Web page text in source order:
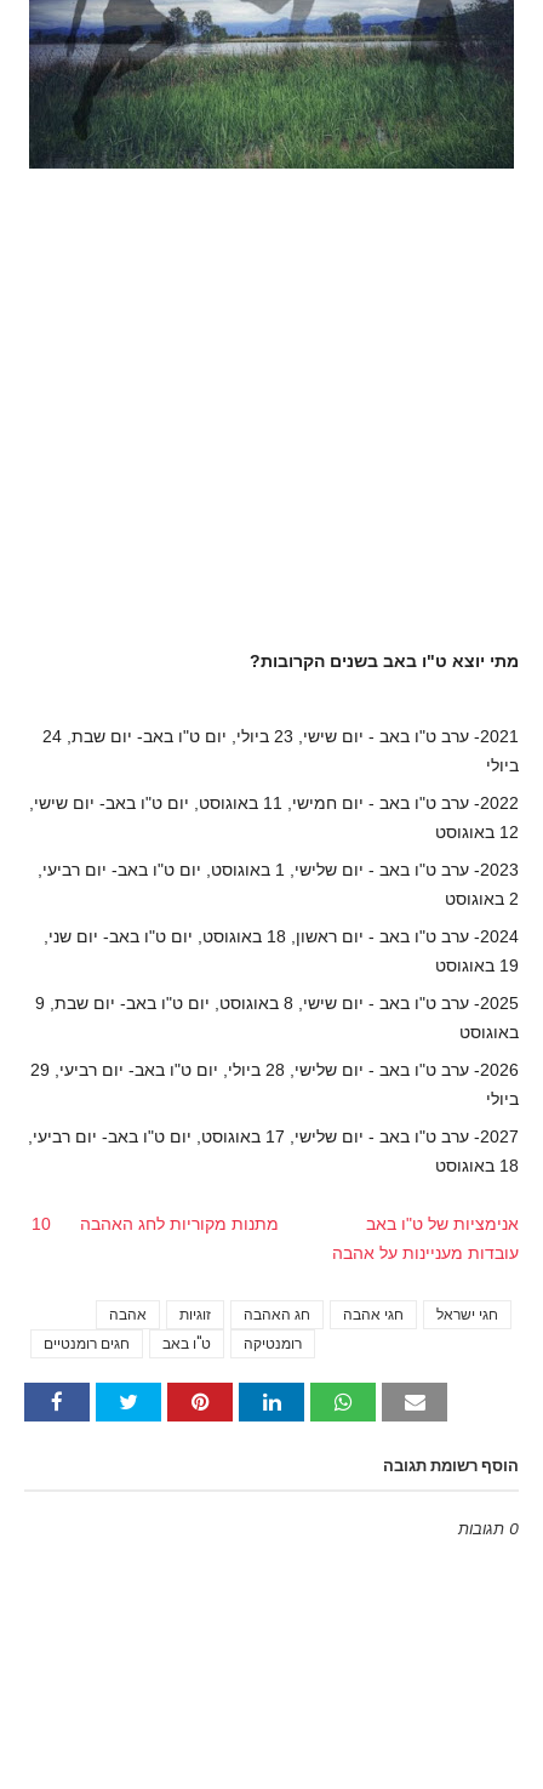
מתי יוצא ט"ו באב בשנים הקרובות?
2021- ערב ט"ו באב - יום שישי, 23 ביולי, יום ט"ו באב- יום שבת, 24
ביולי
2022- ערב ט"ו באב - יום חמישי, 11 באוגוסט, יום ט"ו באב- יום שישי,
12 באוגוסט
2023- ערב ט"ו באב - יום שלישי, 1 באוגוסט, יום ט"ו באב- יום רביעי,
2 באוגוסט
2024- ערב ט"ו באב - יום ראשון, 18 באוגוסט, יום ט"ו באב- יום שני,
19 באוגוסט
2025- ערב ט"ו באב - יום שישי, 8 באוגוסט, יום ט"ו באב- יום שבת, 9
באוגוסט
2026- ערב ט"ו באב - יום שלישי, 28 ביולי, יום ט"ו באב- יום רביעי, 29
ביולי
2027- ערב ט"ו באב - יום שלישי, 17 באוגוסט, יום ט"ו באב- יום רביעי,
18 באוגוסט
אנימציות של ט"ו באב מתנות מקוריות לחג האהבה
10
עובדות מעניינות על אהבה
אהבה זוגיות חג האהבה חגי אהבה
חגי ישראל
חגים רומנטיים
ט"ו באב רומנטיקה
הוסף רשומת תגובה
0 תגובות